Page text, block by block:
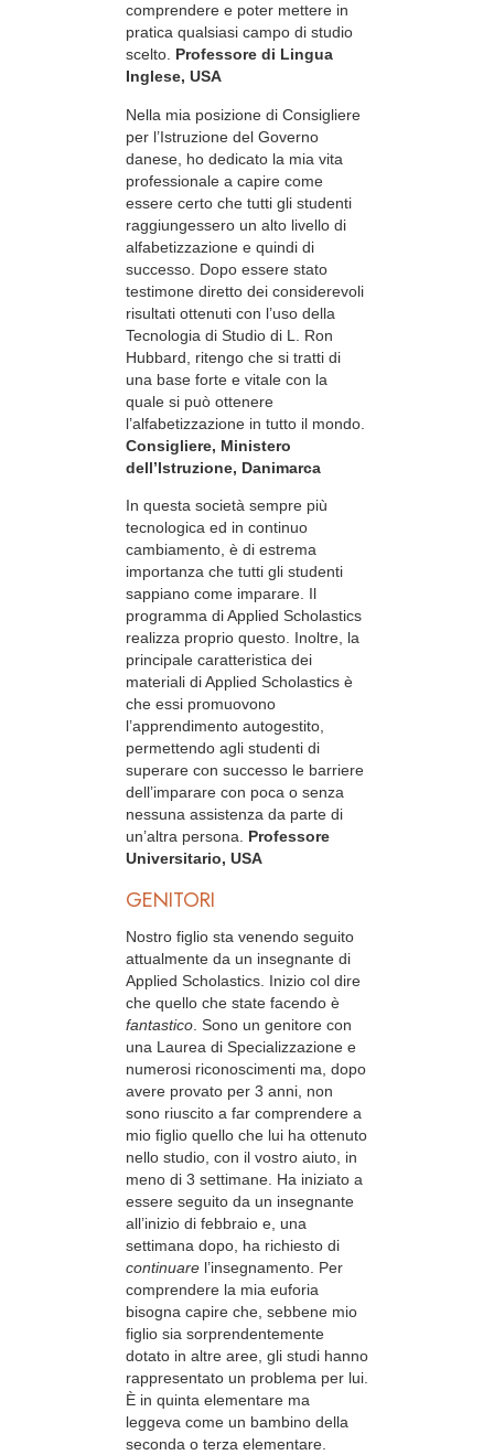
comprendere e poter mettere in
pratica qualsiasi campo di studio
scelto. Professore di Lingua
Inglese, USA
Nella mia posizione di Consigliere
per l’Istruzione del Governo
danese, ho dedicato la mia vita
professionale a capire come
essere certo che tutti gli studenti
raggiungessero un alto livello di
alfabetizzazione e quindi di
successo. Dopo essere stato
testimone diretto dei considerevoli
risultati ottenuti con l’uso della
Tecnologia di Studio di L. Ron
Hubbard, ritengo che si tratti di
una base forte e vitale con la
quale si può ottenere
l’alfabetizzazione in tutto il mondo.
Consigliere, Ministero
dell’Istruzione, Danimarca
In questa società sempre più
tecnologica ed in continuo
cambiamento, è di estrema
importanza che tutti gli studenti
sappiano come imparare. Il
programma di Applied Scholastics
realizza proprio questo. Inoltre, la
principale caratteristica dei
materiali di Applied Scholastics è
che essi promuovono
l’apprendimento autogestito,
permettendo agli studenti di
superare con successo le barriere
dell’imparare con poca o senza
nessuna assistenza da parte di
un’altra persona. Professore
Universitario, USA
GENITORI
Nostro figlio sta venendo seguito
attualmente da un insegnante di
Applied Scholastics. Inizio col dire
che quello che state facendo è
fantastico. Sono un genitore con
una Laurea di Specializzazione e
numerosi riconoscimenti ma, dopo
avere provato per 3 anni, non
sono riuscito a far comprendere a
mio figlio quello che lui ha ottenuto
nello studio, con il vostro aiuto, in
meno di 3 settimane. Ha iniziato a
essere seguito da un insegnante
all’inizio di febbraio e, una
settimana dopo, ha richiesto di
continuare l’insegnamento. Per
comprendere la mia euforia
bisogna capire che, sebbene mio
figlio sia sorprendentemente
dotato in altre aree, gli studi hanno
rappresentato un problema per lui.
È in quinta elementare ma
leggeva come un bambino della
seconda o terza elementare.